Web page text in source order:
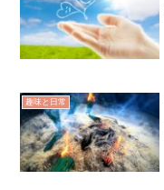
趣味と日常